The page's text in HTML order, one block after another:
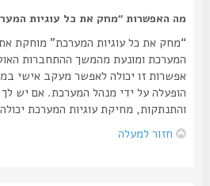
מה האפשרות “מחק את כל עוגיות המערכת”
“מחק את כל עוגיות המערכת” מוחקת את כל
המערכת ומונעת מהמשך ההתחברות
אפשרות זו יכולה לאפשר מעקב אישי
הופעלה על ידי מנהל המערכת. אם יש לך
והתנתקות, מחיקת עוגיות המערכת יכולה
חזור למעלה